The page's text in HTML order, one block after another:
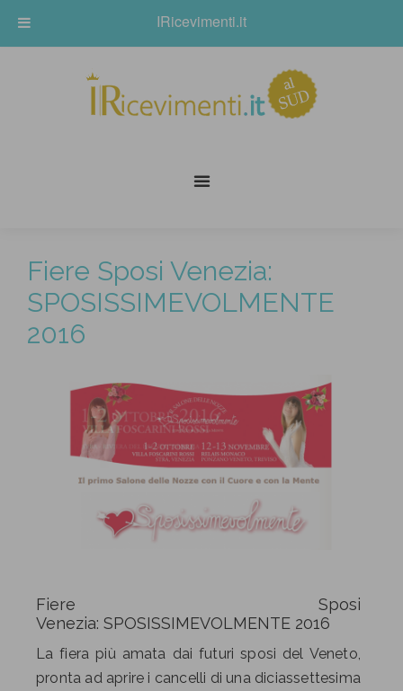
Fiere Sposi Venezia:
SPOSISSIMEVOLMENTE
2016
Fiere Sposi
Venezia: SPOSISSIMEVOLMENTE 2016
La fiera più amata dai futuri sposi del Veneto,
pronta ad aprire i cancelli di una diciassettesima
IRicevimenti.it